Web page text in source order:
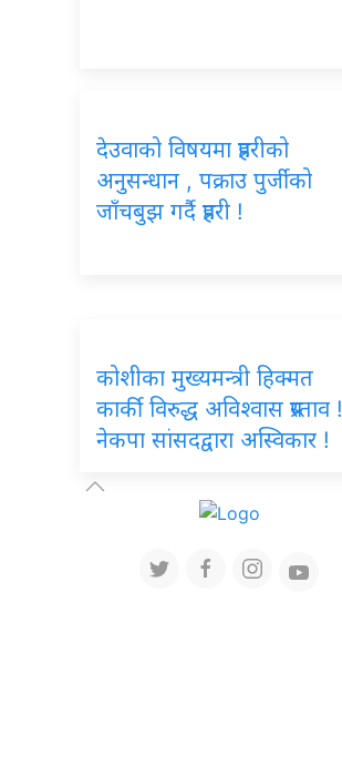
देउवाको विषयमा प्रहरीको
अनुसन्धान , पक्राउ पुर्जीको
जाँचबुझ गर्दै प्रहरी !
कोशीका मुख्यमन्त्री हिक्मत
कार्की विरुद्ध अविश्वास प्रस्ताव !
नेकपा सांसदद्वारा अस्विकार !